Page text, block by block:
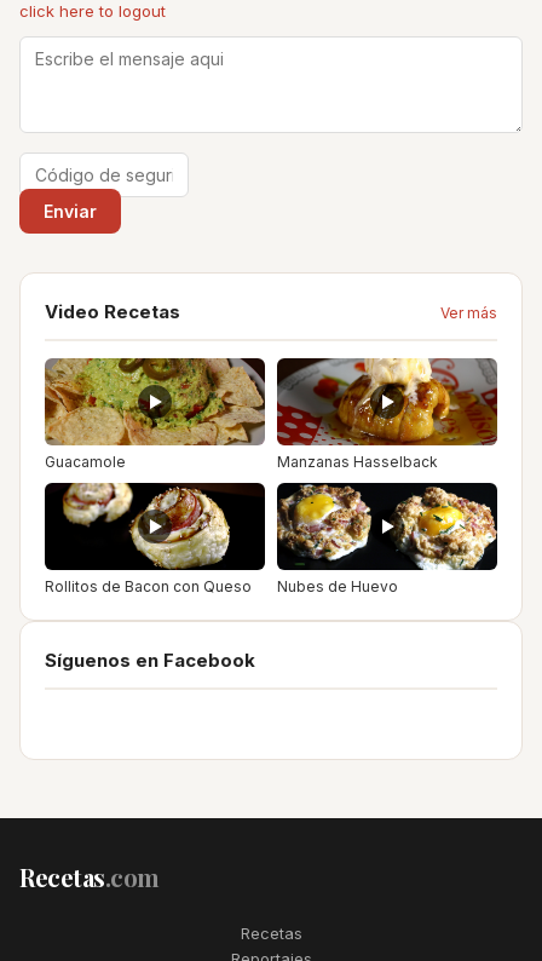
click here to logout
Video Recetas Ver más
Guacamole Manzanas Hasselback
Rollitos de Bacon con Queso Nubes de Huevo
Síguenos en Facebook
Recetas.com
Recetas